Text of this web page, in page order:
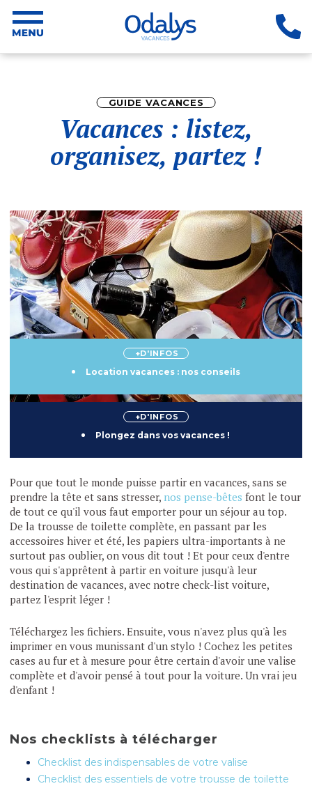
GUIDE VACANCES
Vacances : listez,
organisez, partez !
+D'INFOS
Location vacances : nos conseils
+D'INFOS
Plongez dans vos vacances !
Pour que tout le monde puisse partir en vacances, sans se
prendre la tête et sans stresser, nos pense-bêtes font le tour
de tout ce qu'il vous faut emporter pour un séjour au top.
De la trousse de toilette complète, en passant par les
accessoires hiver et été, les papiers ultra-importants à ne
surtout pas oublier, on vous dit tout ! Et pour ceux d'entre
vous qui s'apprêtent à partir en voiture jusqu'à leur
destination de vacances, avec notre check-list voiture,
partez l'esprit léger !
Téléchargez les fichiers. Ensuite, vous n'avez plus qu'à les
imprimer en vous munissant d'un stylo ! Cochez les petites
cases au fur et à mesure pour être certain d'avoir une valise
complète et d'avoir pensé à tout pour la voiture. Un vrai jeu
d'enfant !
Nos checklists à télécharger
Checklist des indispensables de votre valise
Checklist des essentiels de votre trousse de toilette